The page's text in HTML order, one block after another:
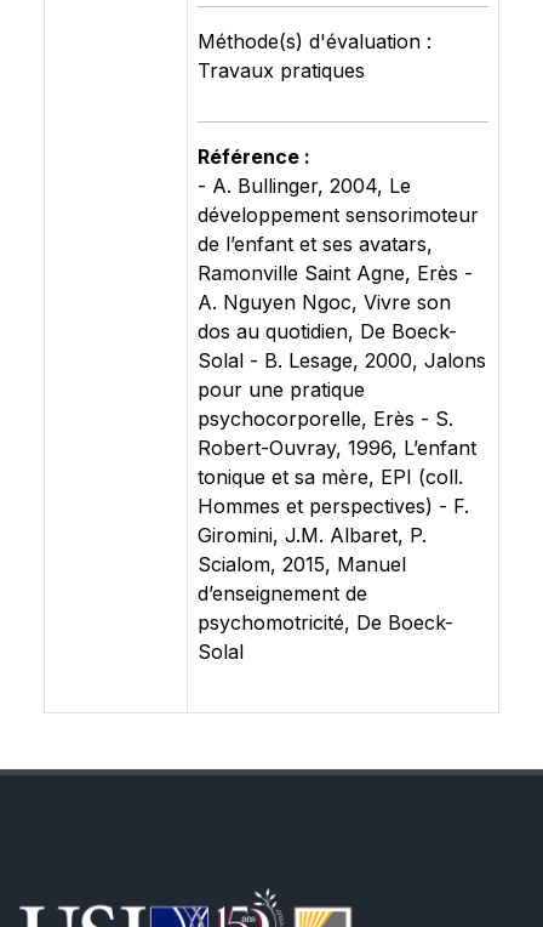
Méthode(s) d'évaluation :
Travaux pratiques
Référence :
- A. Bullinger, 2004, Le
développement sensorimoteur
de l’enfant et ses avatars,
Ramonville Saint Agne, Erès -
A. Nguyen Ngoc, Vivre son
dos au quotidien, De Boeck-
Solal - B. Lesage, 2000, Jalons
pour une pratique
psychocorporelle, Erès - S.
Robert-Ouvray, 1996, L’enfant
tonique et sa mère, EPI (coll.
Hommes et perspectives) - F.
Giromini, J.M. Albaret, P.
Scialom, 2015, Manuel
d’enseignement de
psychomotricité, De Boeck-
Solal